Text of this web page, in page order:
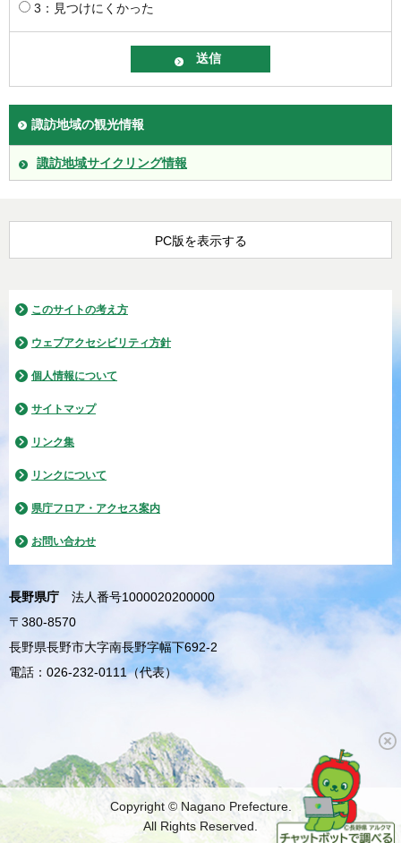
3：見つけにくかった
諏訪地域の観光情報
諏訪地域サイクリング情報
PC版を表示する
このサイトの考え方
ウェブアクセシビリティ方針
個人情報について
サイトマップ
リンク集
リンクについて
県庁フロア・アクセス案内
お問い合わせ
長野県庁
法人番号1000020200000
〒380-8570
長野県長野市大字南長野字幅下692-2
電話：026-232-0111（代表）
Copyright © Nagano Prefecture.
All Rights Reserved.